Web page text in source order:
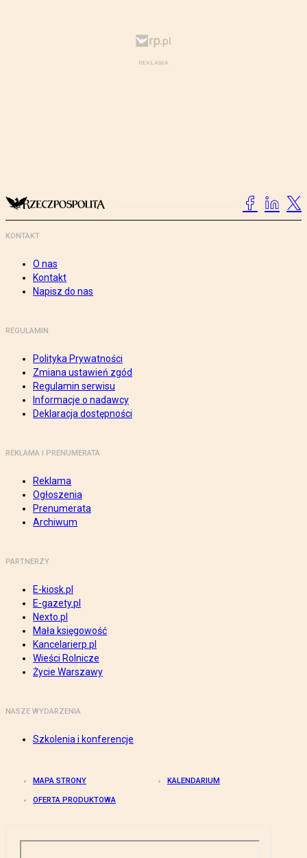
KONTAKT
O nas
Kontakt
Napisz do nas
REGULAMIN
Polityka Prywatności
Zmiana ustawień zgód
Regulamin serwisu
Informacje o nadawcy
Deklaracja dostępności
REKLAMA I PRENUMERATA
Reklama
Ogłoszenia
Prenumerata
Archiwum
PARTNERZY
E-kiosk.pl
E-gazety.pl
Nexto.pl
Mała księgowość
Kancelarierp.pl
Wieści Rolnicze
Życie Warszawy
NASZE WYDARZENIA
Szkolenia i konferencje
MAPA STRONY KALENDARIUM
OFERTA PRODUKTOWA